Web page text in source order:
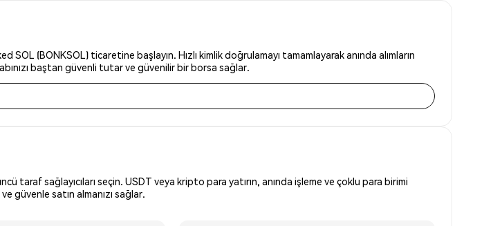
(BONKSOL) ticaretine başlayın. Hızlı kimlik doğrulamayı tamamlayarak anında alımların
baştan güvenli tutar ve güvenilir bir borsa sağlar.
taraf sağlayıcıları seçin. USDT veya kripto para yatırın, anında işleme ve çoklu para birimi
güvenle satın almanızı sağlar.